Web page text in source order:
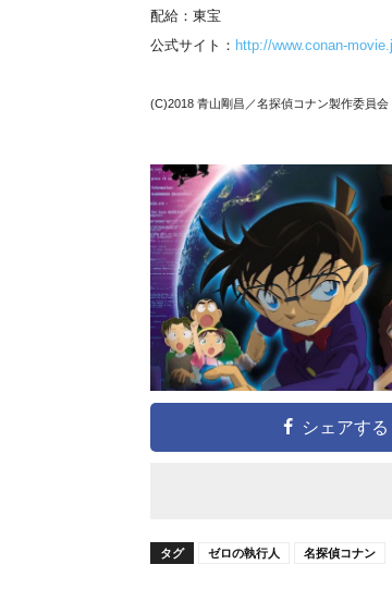
配給：東宝
公式サイト： http://www.conan-
(C)2018 青山剛昌／名探偵コナン製作委員会
シェアする
タグ ゼロの執行人 名探偵コナン